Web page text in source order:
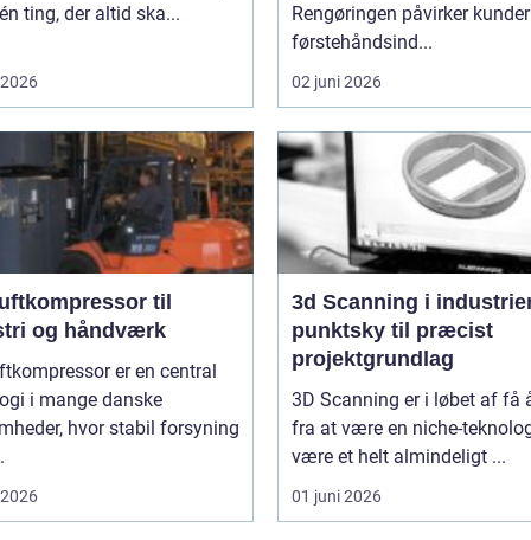
ting, der altid ska...
Rengøringen påvirker
førstehåndsind...
02 juni 2026
til
og håndværk
er en central
i mange danske
hvor stabil forsyning
3d Scanning i
punktsky til præcist
projektgrundlag
3D Scanning er i løbet af få
fra at være en niche-
være et helt almindeligt ...
01 juni 2026